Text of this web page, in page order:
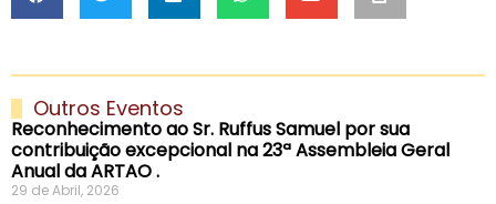
Outros Eventos
Reconhecimento ao Sr. Ruffus Samuel por sua
contribuição excepcional na 23ª Assembleia Geral
Anual da ARTAO .
29 de Abril, 2026